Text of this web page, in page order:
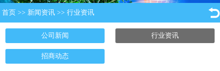
首页 >> 新闻资讯 >> 行业资讯
公司新闻 行业资讯
招商动态